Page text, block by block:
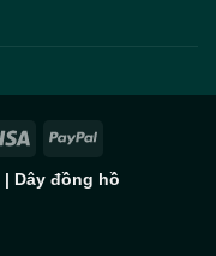
| Dây đồng hồ